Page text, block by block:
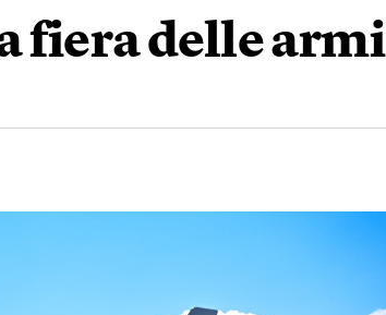
fiera delle armi